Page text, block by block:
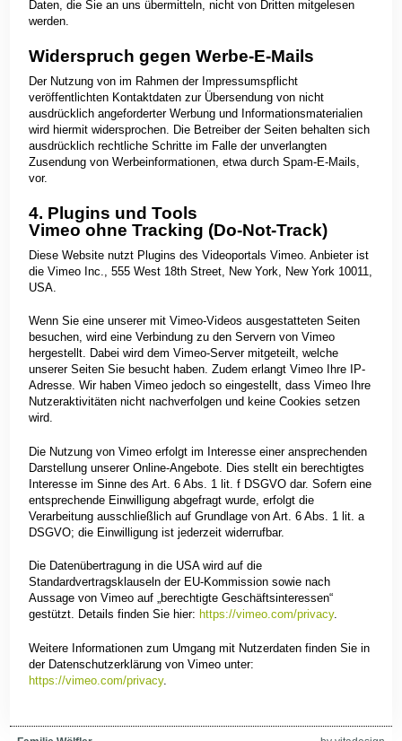
Daten, die Sie an uns übermitteln, nicht von Dritten mitgelesen
werden.
Widerspruch gegen Werbe-E-Mails
Der Nutzung von im Rahmen der Impressumspflicht
veröffentlichten Kontaktdaten zur Übersendung von nicht
ausdrücklich angeforderter Werbung und Informationsmaterialien
wird hiermit widersprochen. Die Betreiber der Seiten behalten sich
ausdrücklich rechtliche Schritte im Falle der unverlangten
Zusendung von Werbeinformationen, etwa durch Spam-E-Mails,
vor.
4. Plugins und Tools
Vimeo ohne Tracking (Do-Not-Track)
Diese Website nutzt Plugins des Videoportals Vimeo. Anbieter ist
die Vimeo Inc., 555 West 18th Street, New York, New York 10011,
USA.
Wenn Sie eine unserer mit Vimeo-Videos ausgestatteten Seiten
besuchen, wird eine Verbindung zu den Servern von Vimeo
hergestellt. Dabei wird dem Vimeo-Server mitgeteilt, welche
unserer Seiten Sie besucht haben. Zudem erlangt Vimeo Ihre IP-
Adresse. Wir haben Vimeo jedoch so eingestellt, dass Vimeo Ihre
Nutzeraktivitäten nicht nachverfolgen und keine Cookies setzen
wird.
Die Nutzung von Vimeo erfolgt im Interesse einer ansprechenden
Darstellung unserer Online-Angebote. Dies stellt ein berechtigtes
Interesse im Sinne des Art. 6 Abs. 1 lit. f DSGVO dar. Sofern eine
entsprechende Einwilligung abgefragt wurde, erfolgt die
Verarbeitung ausschließlich auf Grundlage von Art. 6 Abs. 1 lit. a
DSGVO; die Einwilligung ist jederzeit widerrufbar.
Die Datenübertragung in die USA wird auf die
Standardvertragsklauseln der EU-Kommission sowie nach
Aussage von Vimeo auf „berechtigte Geschäftsinteressen“
gestützt. Details finden Sie hier: https://vimeo.com/privacy.
Weitere Informationen zum Umgang mit Nutzerdaten finden Sie in
der Datenschutzerklärung von Vimeo unter:
https://vimeo.com/privacy.